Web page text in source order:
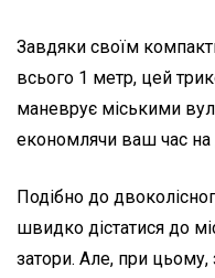
Завдяки своїм
всього 1 метр, цей
маневрує міськими
економлячи ваш час на
Подібно до
швидко дістатися до
затори. Але, при цьому,